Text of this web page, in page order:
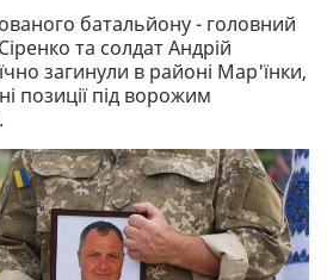
батальйону - головний
та солдат Андрій
загинули в районі Мар'їнки,
позиції під ворожим